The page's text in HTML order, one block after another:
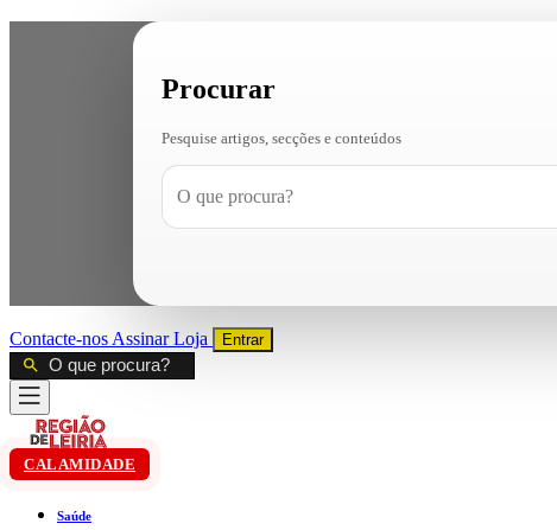
Procurar
Pesquise artigos, secções e conteúdos
Contacte-nos AssinarLoja Entrar
CALAMIDADE
Saúde